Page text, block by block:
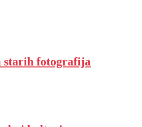
starih fotografija